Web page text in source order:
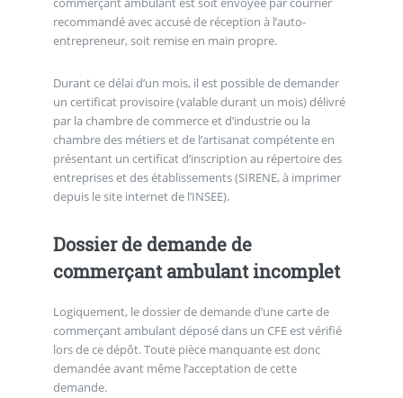
recommandé avec accusé de réception à l’auto-
entrepreneur, soit remise en main propre.
Durant ce délai d’un mois, il est possible de demander
un certificat provisoire (valable durant un mois) délivré
par la chambre de commerce et d’industrie ou la
chambre des métiers et de l’artisanat compétente en
présentant un certificat d’inscription au répertoire des
entreprises et des établissements (SIRENE, à imprimer
depuis le site internet de l’INSEE).
Dossier de demande de
commerçant ambulant incomplet
Logiquement, le dossier de demande d’une carte de
commerçant ambulant déposé dans un CFE est vérifié
lors de ce dépôt. Toute pièce manquante est donc
demandée avant même l’acceptation de cette
demande.